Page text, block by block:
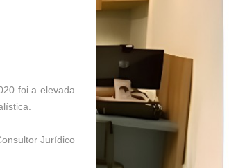
foi a elevada
Jurídico